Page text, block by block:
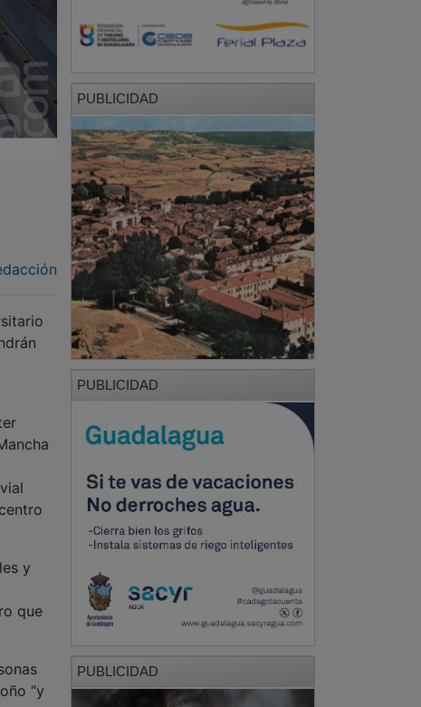
y
que
“y
PUBLICIDAD
PUBLICIDAD
PUBLICIDAD